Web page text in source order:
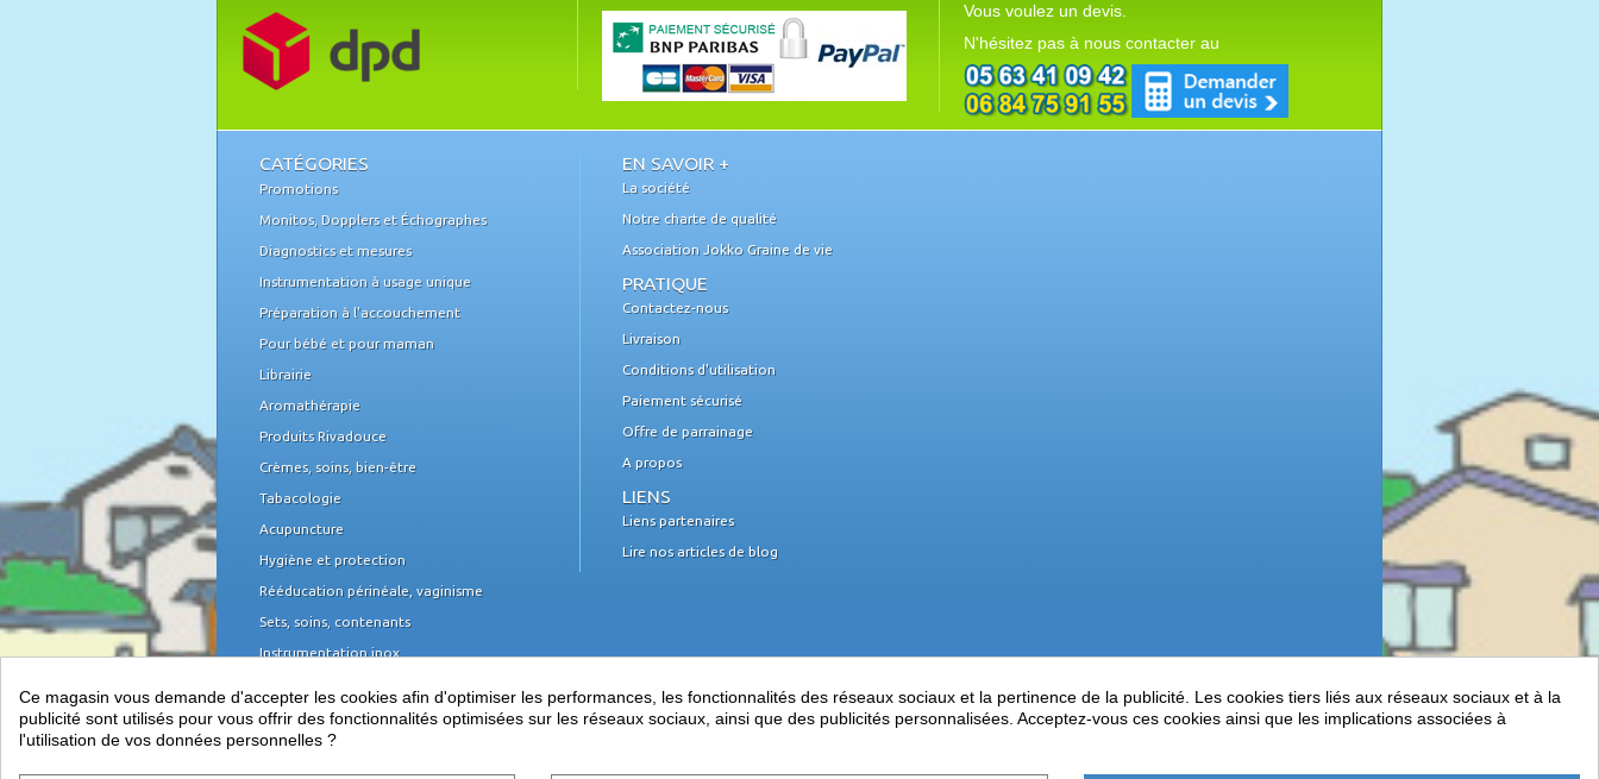
Vous voulez un devis.
N'hésitez pas à nous contacter au
CATÉGORIES
Promotions
Monitos, Dopplers et Échographes
Diagnostics et mesures
Instrumentation à usage unique
Préparation à l'accouchement
Pour bébé et pour maman
Librairie
Aromathérapie
Produits Rivadouce
Crèmes, soins, bien-être
Tabacologie
Acupuncture
Hygiène et protection
Rééducation périnéale, vaginisme
Sets, soins, contenants
Instrumentation inox
Mobilier médical
Équipement du cabinet
EN SAVOIR +
La société
Notre charte de qualité
Association Jokko Graine de vie
PRATIQUE
Contactez-nous
Livraison
Conditions d'utilisation
Paiement sécurisé
Offre de parrainage
A propos
LIENS
Liens partenaires
Lire nos articles de blog
Ce magasin vous demande d'accepter les cookies afin d'optimiser les performances, les fonctionnalités des réseaux sociaux et la pertinence de la publicité. Les cookies tiers liés aux réseaux sociaux et à la
publicité sont utilisés pour vous offrir des fonctionnalités optimisées sur les réseaux sociaux, ainsi que des publicités personnalisées. Acceptez-vous ces cookies ainsi que les implications associées à
l'utilisation de vos données personnelles ?